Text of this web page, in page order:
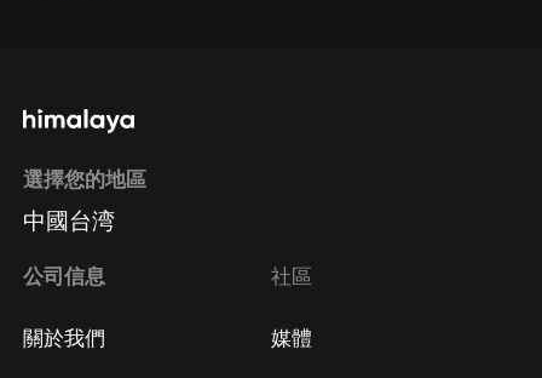
選擇您的地區
中國台湾
公司信息
關於我們
社區
媒體